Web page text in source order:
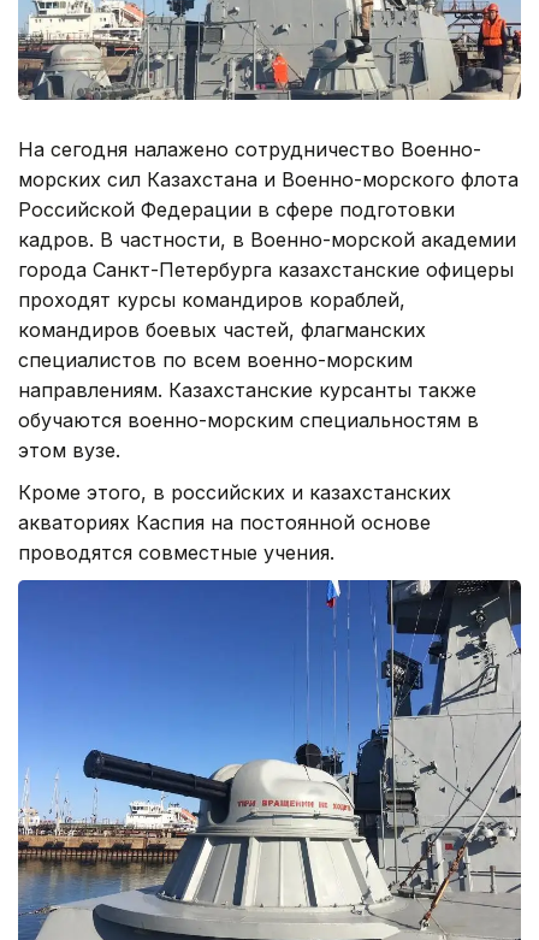
На сегодня налажено сотрудничество Военно-
морских сил Казахстана и Военно-морского флота
Российской Федерации в сфере подготовки
кадров. В частности, в Военно-морской академии
города Санкт-Петербурга казахстанские офицеры
проходят курсы командиров кораблей,
командиров боевых частей, флагманских
специалистов по всем военно-морским
направлениям. Казахстанские курсанты также
обучаются военно-морским специальностям в
этом вузе.
Кроме этого, в российских и казахстанских
акваториях Каспия на постоянной основе
проводятся совместные учения.